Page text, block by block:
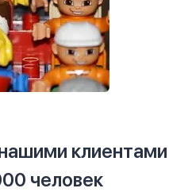
клиентами
человек